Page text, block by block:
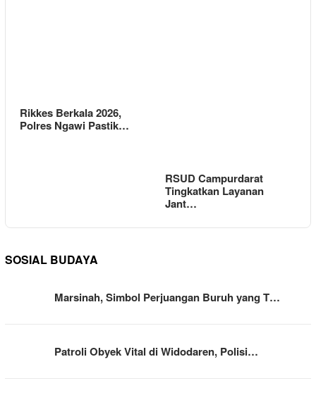
Rikkes Berkala 2026,
Polres Ngawi Pastik…
RSUD Campurdarat
Tingkatkan Layanan
Jant…
SOSIAL BUDAYA
Marsinah, Simbol Perjuangan Buruh yang T…
Patroli Obyek Vital di Widodaren, Polisi…